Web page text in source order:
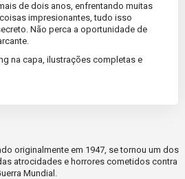
de dois anos, enfrentando muitas
impresionantes, tudo isso
Não perca a oportunidade de
na capa, ilustrações completas e
originalmente em 1947, se tornou um dos
atrocidades e horrores cometidos contra
Mundial.